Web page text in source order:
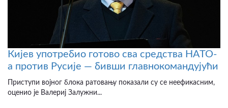
Кијев употребио готово сва средства НАТО-
а против Русије — бивши главнокомандујући
Приступи војног блока ратовању показали су се неефикасним,
оценио је Валериј Залужни...